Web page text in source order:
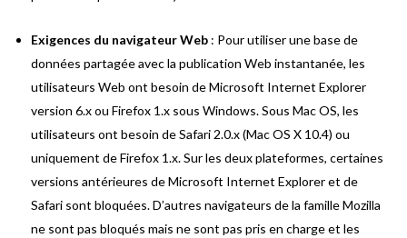
Exigences du navigateur Web : Pour utiliser une base de
données partagée avec la publication Web instantanée, les
utilisateurs Web ont besoin de Microsoft Internet Explorer
version 6.x ou Firefox 1.x sous Windows. Sous Mac OS, les
utilisateurs ont besoin de Safari 2.0.x (Mac OS X 10.4) ou
uniquement de Firefox 1.x. Sur les deux plateformes, certaines
versions antérieures de Microsoft Internet Explorer et de
Safari sont bloquées. D’autres navigateurs de la famille Mozilla
ne sont pas bloqués mais ne sont pas pris en charge et les